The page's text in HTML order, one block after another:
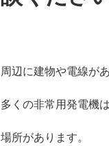
周辺に建物や電線が
多くの非常用発電機
場所があります。